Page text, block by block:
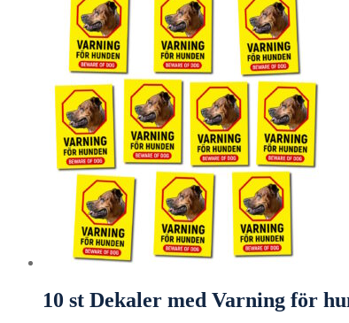
10 st Dekaler med Varning för